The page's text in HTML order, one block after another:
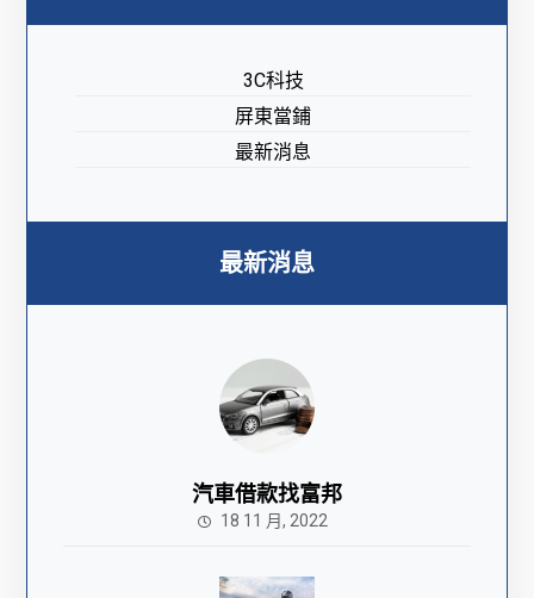
3C科技
屏東當鋪
最新消息
最新消息
汽車借款找富邦
18 11 月, 2022